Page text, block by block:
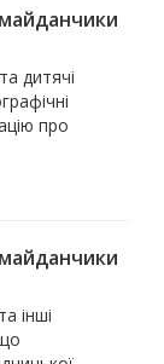
майданчики
дитячі
про
майданчики
інші